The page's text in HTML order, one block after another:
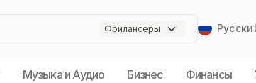
Музыка и Аудио Бизнес Финансы